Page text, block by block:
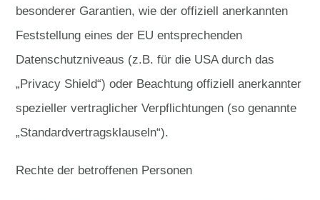
besonderer Garantien, wie der offiziell anerkannten
Feststellung eines der EU entsprechenden
Datenschutzniveaus (z.B. für die USA durch das
„Privacy Shield“) oder Beachtung offiziell anerkannter
spezieller vertraglicher Verpflichtungen (so genannte
„Standardvertragsklauseln“).
Rechte der betroffenen Personen